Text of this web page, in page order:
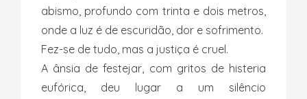
abismo, profundo com trinta e dois metros,
onde a luz é de escuridão, dor e sofrimento.
Fez-se de tudo, mas a justiça é cruel.
A ânsia de festejar, com gritos de histeria
eufórica, deu lugar a um silêncio